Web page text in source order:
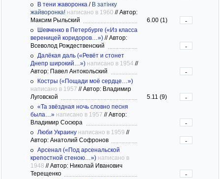
В тени жаворонка / В затiнку
жайворонка! написано в 1960 //Автор:
Максим Рыльский
6.00 (1)
-
Шевченко в Петербурге («Из класса
вереницей коридоров…») //Автор:
Всеволод Рождественский
-
Далёкая даль («Ревёт и стонет
Днепр широкий…») написано в 1954 //
Автор: Павел Антокольский
-
Костры («Пощади моё сердце…»)
написано в 1957 //Автор: Владимир
Луговской
5.11 (9)
-
«Та звёздная ночь словно песня
была…» написано в 1957 //Автор:
Владимир Сосюра
-
Люби Украину написано в 1959 //
Автор: Анатолий Софронов
-
Арсенал («Под арсенальской
крепостной стеною…») написано в
1948 //Автор: Николай Иванович
Терещенко
-